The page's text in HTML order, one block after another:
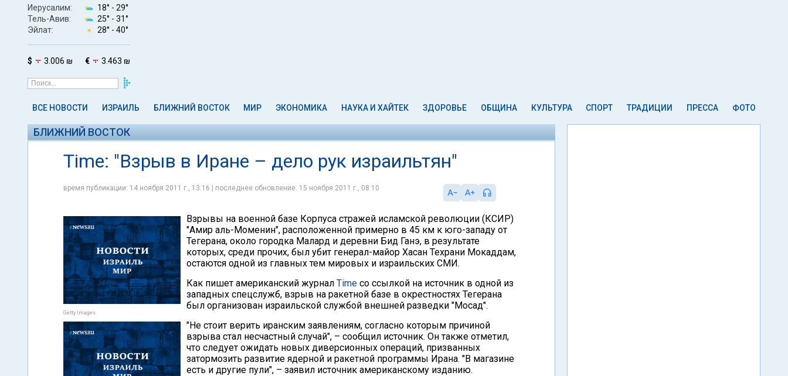
Иерусалим: 18° - 29°
Тель-Авив:
25° - 31°
Эйлат:
28° - 40°
$ 3.006 ₪ € 3.463 ₪
ВСЕ НОВОСТИ ИЗРАИЛЬ БЛИЖНИЙ ВОСТОК МИР ЭКОНОМИКА НАУКА И ХАЙТЕК ЗДОРОВЬЕ ОБЩИНА КУЛЬТУРА СПОРТ ТРАДИЦИИ ПРЕССА ФОТО
БЛИЖНИЙ ВОСТОК
Time: "Взрыв в Иране – дело рук израильтян"
время публикации: 14 ноября 2011 г., 13:16 | последнее обновление: 15 ноября 2011 г., 08:10
Getty Images
Взрывы на военной базе Корпуса стражей исламской революции (КСИР)
"Амир аль-Моменин", расположенной примерно в 45 км к юго-западу от
Тегерана, около городка Малард и деревни Бид Ганэ, в результате
которых, среди прочих, был убит генерал-майор Хасан Техрани Мокаддам,
остаются одной из главных тем мировых и израильских СМИ.
Как пишет американский журнал Time со ссылкой на источник в одной из
западных спецслужб, взрыв на ракетной базе в окрестностях Тегерана
был организован израильской службой внешней разведки "Мосад".
"Не стоит верить иранским заявлениям, согласно которым причиной
взрыва стал несчастный случай", – сообщил источник. Он также отметил,
что следует ожидать новых диверсионных операций, призванных
затормозить развитие ядерной и ракетной программы Ирана. "В магазине
есть и другие пули", – заявил источник американскому изданию.